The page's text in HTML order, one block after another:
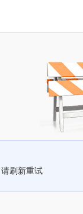
刷新重试